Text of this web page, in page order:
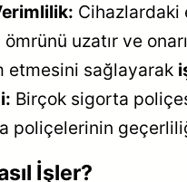
Cihazlardaki
ömrünü uzatır ve
etmesini sağlayarak
Birçok sigorta
poliçelerinin
İşler?